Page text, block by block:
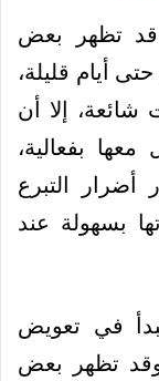
قد تظهر بعض
أيام قليلة،
إلا أن
بفعالية،
التبرع
بسهولة عند
في تعويض
وقد تظهر بعض